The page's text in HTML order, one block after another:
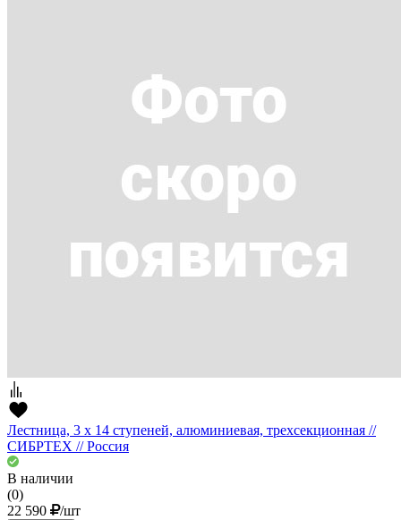
Лестница, 3 х 14 ступеней, алюминиевая, трехсекционная //
СИБРТЕХ // Pоссия
В наличии
(0)
22 590
/шт